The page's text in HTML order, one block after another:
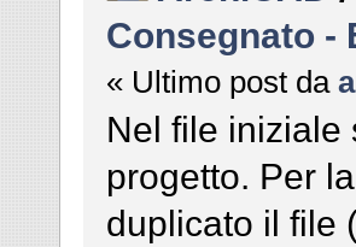
Consegnato -
« Ultimo post da
Nel file iniziale
progetto. Per
duplicato il file